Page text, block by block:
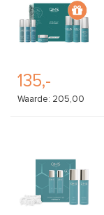
135,-
Waarde: 205,00